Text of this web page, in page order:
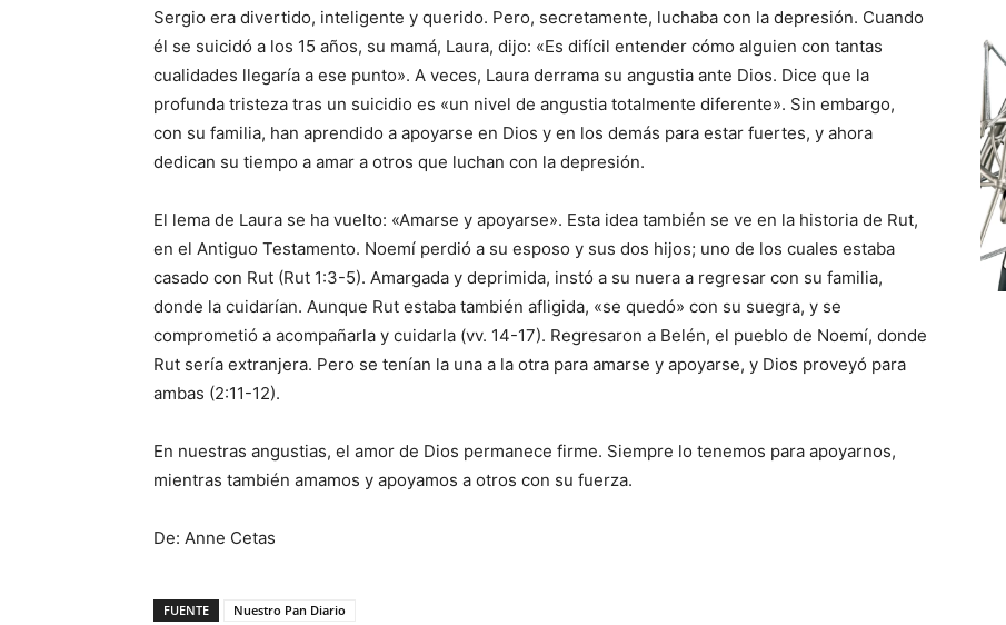
Sergio era divertido, inteligente y querido. Pero, secretamente, luchaba con la depresión. Cuando
él se suicidó a los 15 años, su mamá, Laura, dijo: «Es difícil entender cómo alguien con tantas
cualidades llegaría a ese punto». A veces, Laura derrama su angustia ante Dios. Dice que la
profunda tristeza tras un suicidio es «un nivel de angustia totalmente diferente». Sin embargo,
con su familia, han aprendido a apoyarse en Dios y en los demás para estar fuertes, y ahora
dedican su tiempo a amar a otros que luchan con la depresión.
El lema de Laura se ha vuelto: «Amarse y apoyarse». Esta idea también se ve en la historia de Rut,
en el Antiguo Testamento. Noemí perdió a su esposo y sus dos hijos; uno de los cuales estaba
casado con Rut (Rut 1:3-5). Amargada y deprimida, instó a su nuera a regresar con su familia,
donde la cuidarían. Aunque Rut estaba también afligida, «se quedó» con su suegra, y se
comprometió a acompañarla y cuidarla (vv. 14-17). Regresaron a Belén, el pueblo de Noemí, donde
Rut sería extranjera. Pero se tenían la una a la otra para amarse y apoyarse, y Dios proveyó para
ambas (2:11-12).
En nuestras angustias, el amor de Dios permanece firme. Siempre lo tenemos para apoyarnos,
mientras también amamos y apoyamos a otros con su fuerza.
De: Anne Cetas
FUENTE
Nuestro Pan Diario